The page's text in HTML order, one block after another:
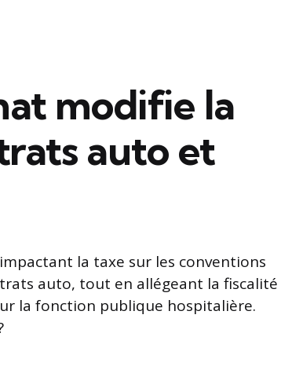
modifie la
auto et
impactant la taxe sur les conventions
auto, tout en allégeant la fiscalité
la fonction publique hospitalière.